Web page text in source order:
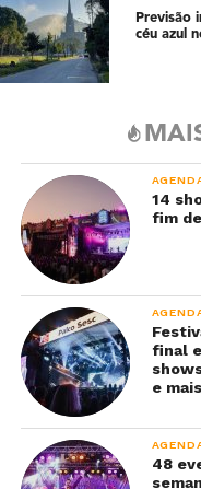
Previsão
céu azul
14
fim
final
e mais
48